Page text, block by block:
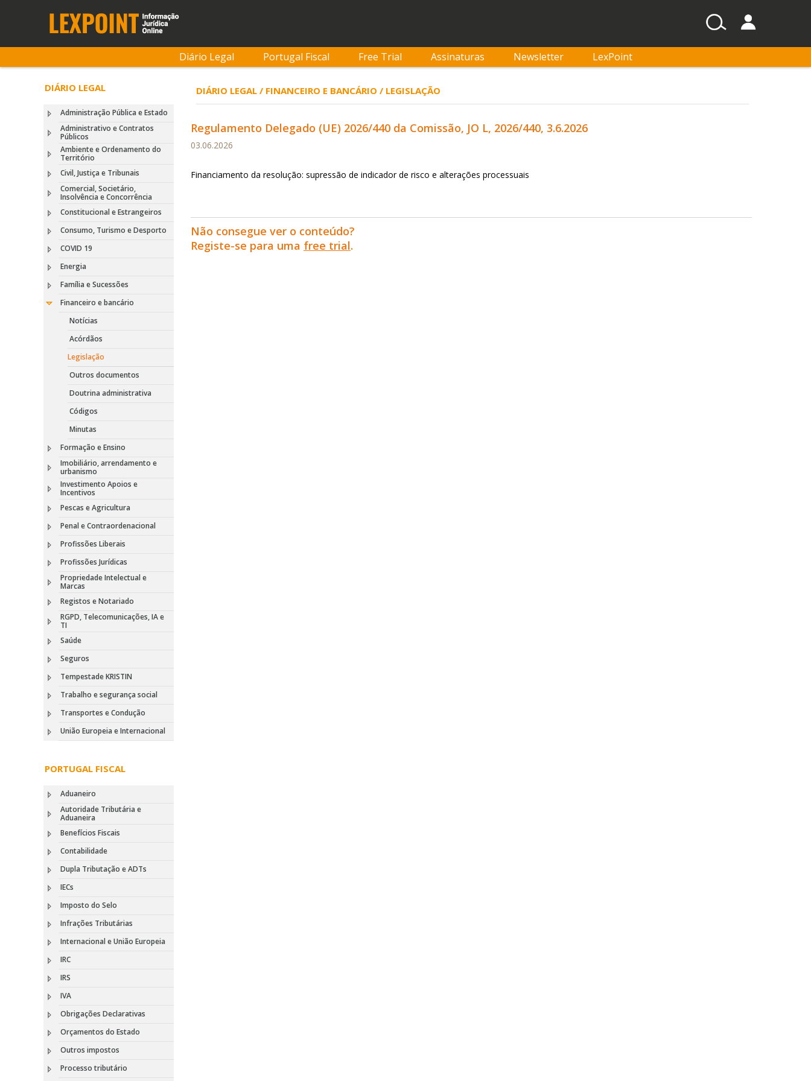
Diário Legal Portugal Fiscal Free Trial Assinaturas Newsletter LexPoint
DIÁRIO LEGAL
Administração Pública e Estado
Administrativo e Contratos
Públicos
Ambiente e Ordenamento do
Território
Civil, Justiça e Tribunais
Comercial, Societário,
Insolvência e Concorrência
Constitucional e Estrangeiros
Consumo, Turismo e Desporto
COVID 19
Energia
Família e Sucessões
Financeiro e bancário
Notícias
Acórdãos
Legislação
Outros documentos
Doutrina administrativa
Códigos
Minutas
Formação e Ensino
Imobiliário, arrendamento e
urbanismo
Investimento Apoios e
Incentivos
Pescas e Agricultura
Penal e Contraordenacional
Profissões Liberais
Profissões Jurídicas
Propriedade Intelectual e
Marcas
Registos e Notariado
RGPD, Telecomunicações, IA e
TI
Saúde
Seguros
Tempestade KRISTIN
Trabalho e segurança social
Transportes e Condução
União Europeia e Internacional
PORTUGAL FISCAL
Aduaneiro
Autoridade Tributária e
Aduaneira
Benefícios Fiscais
Contabilidade
Dupla Tributação e ADTs
IECs
Imposto do Selo
Infrações Tributárias
Internacional e União Europeia
IRC
IRS
IVA
Obrigações Declarativas
Orçamentos do Estado
Outros impostos
Processo tributário
DIÁRIO LEGAL / FINANCEIRO E BANCÁRIO / LEGISLAÇÃO
Regulamento Delegado (UE) 2026/440 da Comissão, JO L, 2026/440, 3.6.2026
03.06.2026
Financiamento da resolução: supressão de indicador de risco e alterações processuais
Não consegue ver o conteúdo?
Registe-se para uma free trial.